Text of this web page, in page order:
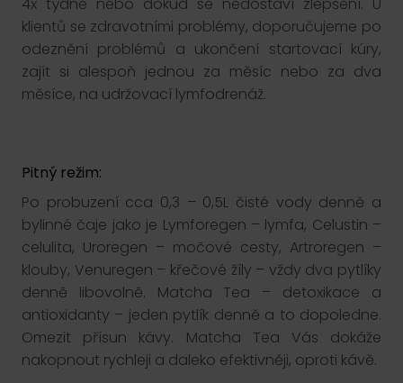
klientů se zdravotními problémy, doporučujeme po
odeznění problémů a ukončení startovací kúry,
zajít si alespoň jednou za měsíc nebo za dva
měsíce, na udržovací lymfodrenáž.
Pitný režim:
Po probuzení cca 0,3 – 0,5L čisté vody denně a
bylinné čaje jako je Lymforegen – lymfa, Celustin –
celulita, Uroregen – močové cesty, Artroregen –
klouby, Venuregen – křečové žíly – vždy dva pytlíky
denně libovolně. Matcha Tea – detoxikace a
antioxidanty – jeden pytlík denně a to dopoledne.
Omezit přísun kávy. Matcha Tea Vás dokáže
nakopnout rychleji a daleko efektivněji, oproti kávě.